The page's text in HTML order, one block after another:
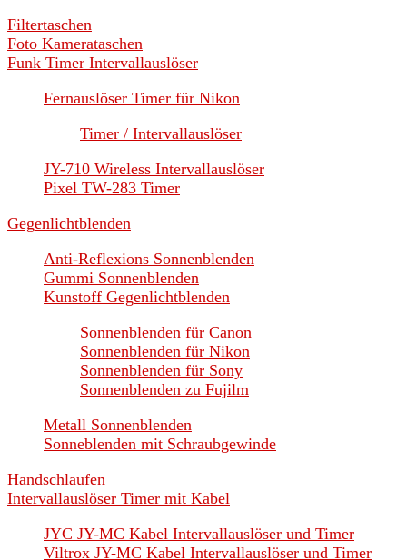
Filtertaschen
Foto Kamerataschen
Funk Timer Intervallauslöser
Fernauslöser Timer für Nikon
Timer / Intervallauslöser
JY-710 Wireless Intervallauslöser
Pixel TW-283 Timer
Gegenlichtblenden
Anti-Reflexions Sonnenblenden
Gummi Sonnenblenden
Kunstoff Gegenlichtblenden
Sonnenblenden für Canon
Sonnenblenden für Nikon
Sonnenblenden für Sony
Sonnenblenden zu Fujilm
Metall Sonnenblenden
Sonneblenden mit Schraubgewinde
Handschlaufen
Intervallauslöser Timer mit Kabel
JYC JY-MC Kabel Intervallauslöser und Timer
Viltrox JY-MC Kabel Intervallauslöser und Timer